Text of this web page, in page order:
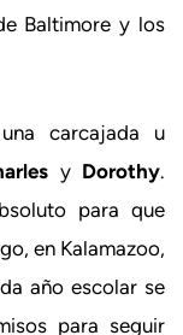
Baltimore y los
carcajada u
y Dorothy.
para que
en Kalamazoo,
año escolar se
para seguir